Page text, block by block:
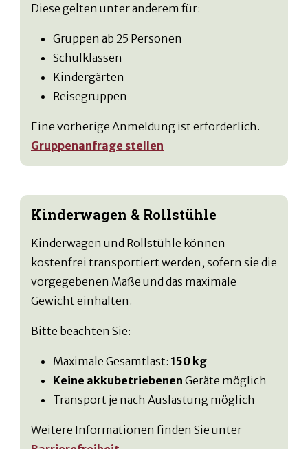
Diese gelten unter anderem für:
Gruppen ab 25 Personen
Schulklassen
Kindergärten
Reisegruppen
Eine vorherige Anmeldung ist erforderlich.
Gruppenanfrage stellen
Kinderwagen & Rollstühle
Kinderwagen und Rollstühle können
kostenfrei transportiert werden, sofern sie die
vorgegebenen Maße und das maximale
Gewicht einhalten.
Bitte beachten Sie:
Maximale Gesamtlast: 150 kg
Keine akkubetriebenen Geräte möglich
Transport je nach Auslastung möglich
Weitere Informationen finden Sie unter